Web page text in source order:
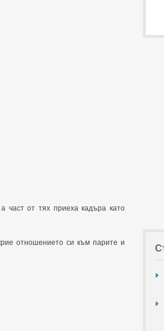
от тях приеха кадъра като
отношението си към парите и